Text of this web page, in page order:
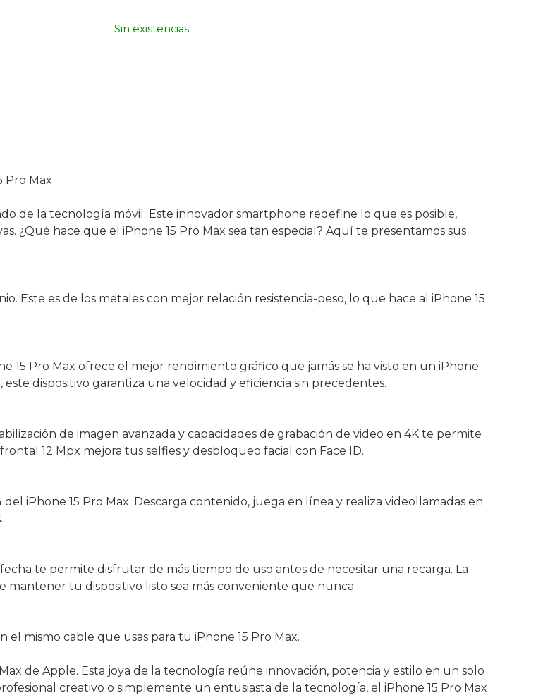
Sin existencias
Pro Max
de la tecnología móvil. Este innovador smartphone redefine lo que es posible,
¿Qué hace que el iPhone 15 Pro Max sea tan especial? Aquí te presentamos sus
Este es de los metales con mejor relación resistencia-peso, lo que hace al iPhone 15
15 Pro Max ofrece el mejor rendimiento gráfico que jamás se ha visto en un iPhone.
dispositivo garantiza una velocidad y eficiencia sin precedentes.
de imagen avanzada y capacidades de grabación de video en 4K te permite
12 Mpx mejora tus selfies y desbloqueo facial con Face ID.
iPhone 15 Pro Max. Descarga contenido, juega en línea y realiza videollamadas en
te permite disfrutar de más tiempo de uso antes de necesitar una recarga. La
tu dispositivo listo sea más conveniente que nunca.
el mismo cable que usas para tu iPhone 15 Pro Max.
de Apple. Esta joya de la tecnología reúne innovación, potencia y estilo en un solo
creativo o simplemente un entusiasta de la tecnología, el iPhone 15 Pro Max